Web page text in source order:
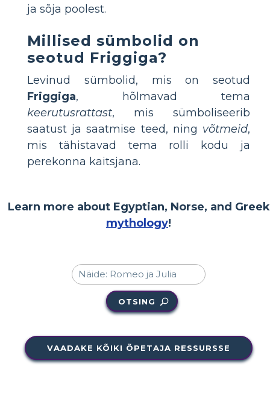
ja sõja poolest.
Millised sümbolid on
seotud Friggiga?
Levinud sümbolid, mis on seotud
Friggiga, hõlmavad tema
keerutusrattast, mis sümboliseerib
saatust ja saatmise teed, ning võtmeid,
mis tähistavad tema rolli kodu ja
perekonna kaitsjana.
Learn more about Egyptian, Norse, and Greek
mythology!
OTSING
VAADAKE KÕIKI ÕPETAJA RESSURSSE